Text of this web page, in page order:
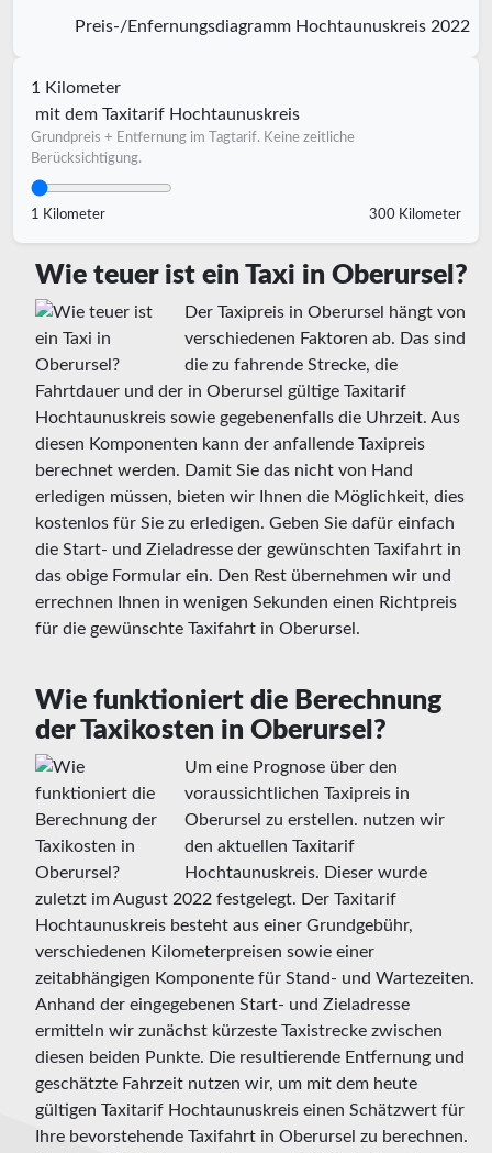
Preis-/Enfernungsdiagramm Hochtaunuskreis 2022
1 Kilometer
mit dem Taxitarif Hochtaunuskreis
Grundpreis + Entfernung im Tagtarif. Keine zeitliche
Berücksichtigung.
1 Kilometer 300 Kilometer
Wie teuer ist ein Taxi in Oberursel?
Der Taxipreis in Oberursel hängt von
verschiedenen Faktoren ab. Das sind
die zu fahrende Strecke, die
Fahrtdauer und der in Oberursel gültige Taxitarif
Hochtaunuskreis sowie gegebenenfalls die Uhrzeit. Aus
diesen Komponenten kann der anfallende Taxipreis
berechnet werden. Damit Sie das nicht von Hand
erledigen müssen, bieten wir Ihnen die Möglichkeit, dies
kostenlos für Sie zu erledigen. Geben Sie dafür einfach
die Start- und Zieladresse der gewünschten Taxifahrt in
das obige Formular ein. Den Rest übernehmen wir und
errechnen Ihnen in wenigen Sekunden einen Richtpreis
für die gewünschte Taxifahrt in Oberursel.
Wie funktioniert die Berechnung
der Taxikosten in Oberursel?
Um eine Prognose über den
voraussichtlichen Taxipreis in
Oberursel zu erstellen. nutzen wir
den aktuellen Taxitarif
Hochtaunuskreis. Dieser wurde
zuletzt im August 2022 festgelegt. Der Taxitarif
Hochtaunuskreis besteht aus einer Grundgebühr,
verschiedenen Kilometerpreisen sowie einer
zeitabhängigen Komponente für Stand- und Wartezeiten.
Anhand der eingegebenen Start- und Zieladresse
ermitteln wir zunächst kürzeste Taxistrecke zwischen
diesen beiden Punkte. Die resultierende Entfernung und
geschätzte Fahrzeit nutzen wir, um mit dem heute
gültigen Taxitarif Hochtaunuskreis einen Schätzwert für
Ihre bevorstehende Taxifahrt in Oberursel zu berechnen.